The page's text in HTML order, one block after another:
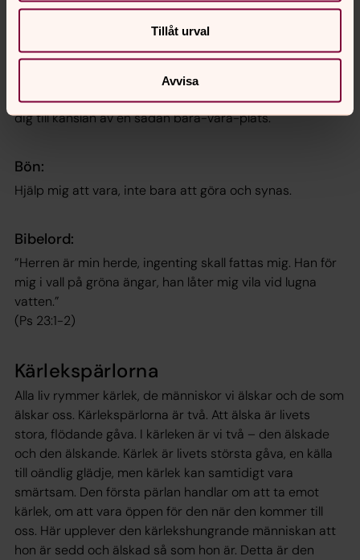
Tillåt urval
Avvisa
ögonblick svävar vi fritt och ingenting tycks oss svårt.
Som fåglarna under himlen. Välsignade ögonblick av frid
och ro. Ta vara på dessa viloplatser, de kan vara en
plats, en människa, en stund, stranden, havet, med barn
eller barnbarn. Håll i/se på den blå pärlan och förflytta
dig till känslan av en sådan bara-vara-plats.
Bön:
Hjälp mig att vara, inte bara att göra och synas.
Bibelord:
”Herren är min herde, ingenting skall fattas mig. Han för
mig i vall på gröna ängar, han låter mig vila vid lugna
vatten.”
(Ps 23:1-2)
Kärlekspärlorna
Alla liv rymmer kärlek, de människor vi älskar och de som
älskar oss. Kärlekspärlorna är två. Att älska är livets
stora, flödande gåva. I kärleken är vi två – den älskade
och den älskande. Kärlek är livets största gåva, en källa
till oändlig glädje, men kärlek kan samtidigt vara
smärtsam. Den första pärlan handlar om att ta emot
kärlek, om att vara öppen för den när den kommer till
oss. Här upplever den kärlekshungrande människan att
hon är sedd och älskad så som hon är. Detta är den